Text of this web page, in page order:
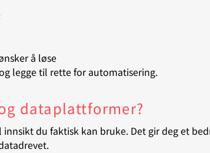
å løse
legge til rette for automatisering.
dataplattformer?
du faktisk kan bruke. Det gir deg et